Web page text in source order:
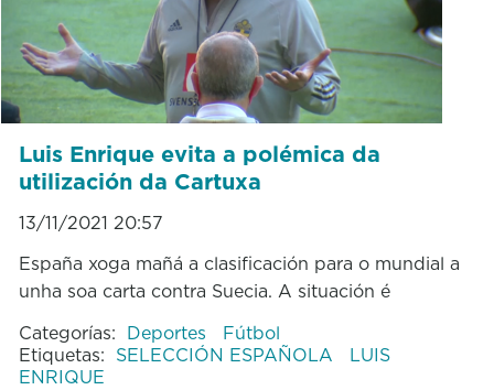
Luis Enrique evita a polémica da
utilización da Cartuxa
13/11/2021 20:57
España xoga mañá a clasificación para o mundial a
unha soa carta contra Suecia. A situación é
Categorías: Deportes
Fútbol
Etiquetas: SELECCIÓN ESPAÑOLA
LUIS
ENRIQUE